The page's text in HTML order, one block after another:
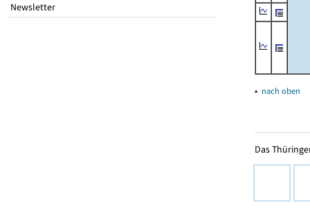
Newsletter
▴ nach oben
Das